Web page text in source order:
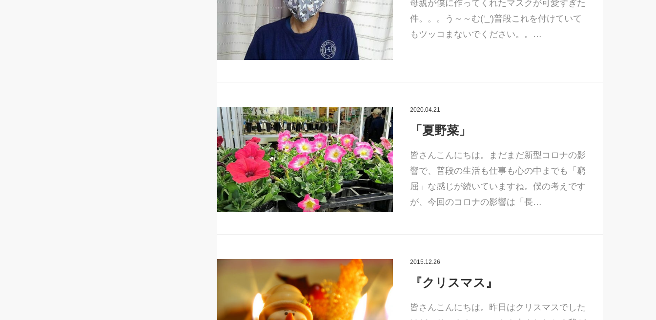
母親が僕に作ってくれたマスクが可愛すぎた
件。。。う～～む('_')普段これを付けていて
もツッコまないでください。。…
2020.04.21
「夏野菜」
皆さんこんにちは。まだまだ新型コロナの影
響で、普段の生活も仕事も心の中までも「窮
屈」な感じが続いていますね。僕の考えです
が、今回のコロナの影響は「長…
2015.12.26
『クリスマス』
皆さんこんにちは。昨日はクリスマスでした